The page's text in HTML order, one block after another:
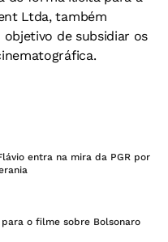
Ltda, também
de subsidiar os
entra na mira da PGR por
o filme sobre Bolsonaro